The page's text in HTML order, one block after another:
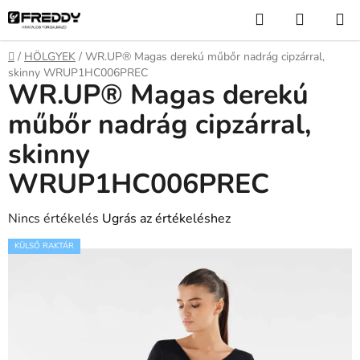
Ugrás
fő
tartalomhoz
KeresésKOSÁR
Kezdőlap
/ HÖLGYEK / WR.UP® Magas derekú műbőr nadrág cipzárral,
skinny WRUP1HC006PREC
WR.UP® Magas derekú
műbőr nadrág cipzárral,
skinny
WRUP1HC006PREC
A
termék
Nincs értékelés Ugrás az értékeléshez
KÜLSŐ RAKTÁR